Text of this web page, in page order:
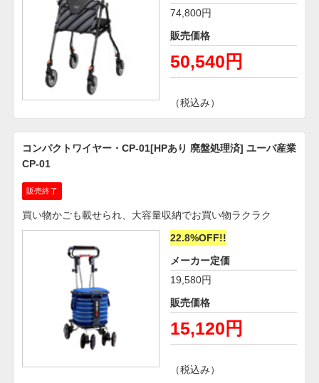
74,800円
販売価格
50,540円
（税込み）
コンパクトワイヤー・CP-01[HPあり 廃盤処理済] ユーバ産業
CP-01
販売終了
買い物かごも載せられ、大容量収納でお買い物ラクラク
22.8%OFF!!
メーカー定価
19,580円
販売価格
15,120円
（税込み）